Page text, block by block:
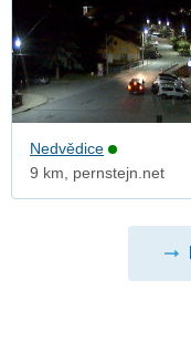
Nedvědice
9 km, pernstejn.net